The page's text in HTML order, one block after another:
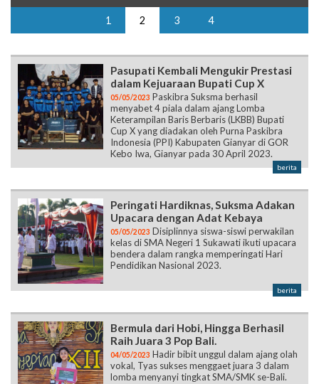
1 2 3 4
Pasupati Kembali Mengukir Prestasi
dalam Kejuaraan Bupati Cup X
05/05/2023 Paskibra Suksma berhasil
menyabet 4 piala dalam ajang Lomba
Keterampilan Baris Berbaris (LKBB) Bupati
Cup X yang diadakan oleh Purna Paskibra
Indonesia (PPI) Kabupaten Gianyar di GOR
Kebo Iwa, Gianyar pada 30 April 2023.
berita
Peringati Hardiknas, Suksma Adakan
Upacara dengan Adat Kebaya
05/05/2023 Disiplinnya siswa-siswi perwakilan
kelas di SMA Negeri 1 Sukawati ikuti upacara
bendera dalam rangka memperingati Hari
Pendidikan Nasional 2023.
berita
Bermula dari Hobi, Hingga Berhasil
Raih Juara 3 Pop Bali.
04/05/2023 Hadir bibit unggul dalam ajang olah
vokal, Tyas sukses menggaet juara 3 dalam
lomba menyanyi tingkat SMA/SMK se-Bali.